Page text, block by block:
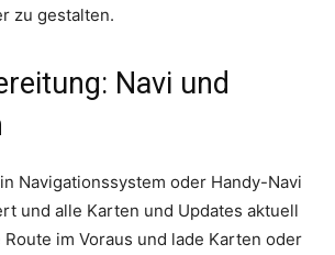
zu gestalten.
Navi und
Navigationssystem oder Handy-Navi
und alle Karten und Updates aktuell
im Voraus und lade Karten oder